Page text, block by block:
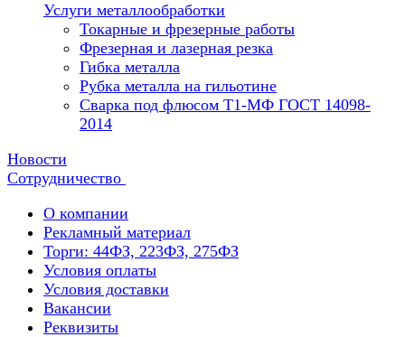
Услуги металлообработки
Токарные и фрезерные работы
Фрезерная и лазерная резка
Гибка металла
Рубка металла на гильотине
Сварка под флюсом Т1-МФ ГОСТ 14098-
2014
Новости
Сотрудничество
О компании
Рекламный материал
Торги: 44ФЗ, 223ФЗ, 275ФЗ
Условия оплаты
Условия доставки
Вакансии
Реквизиты